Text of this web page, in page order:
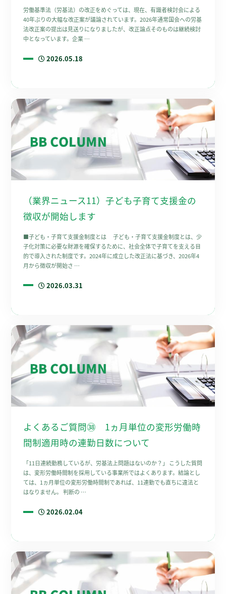
労働基準法（労基法）の改正をめぐっては、現在、有識者検討会による
40年ぶりの大幅な改正案が議論されています。2026年通常国会への労基
法改正案の提出は見送りになりましたが、改正論点そのものは継続検討
中となっています。企業 …
2026.05.18
（業界ニュース11）子ども子育て支援金の
徴収が開始します
■子ども・子育て支援金制度とは 子ども・子育て支援金制度とは、少
子化対策に必要な財源を確保するために、社会全体で子育てを支える目
的で導入された制度です。2024年に成立した改正法に基づき、2026年4
月から徴収が開始さ …
2026.03.31
よくあるご質問㊳ 1ヵ月単位の変形労働時
間制適用時の連勤日数について
「11日連続勤務しているが、労基法上問題はないのか？」 こうした質問
は、変形労働時間制を採用している事業所ではよくあります。結論とし
ては、1ヵ月単位の変形労働時間制であれば、11連勤でも直ちに違法と
はなりません。 判断の …
2026.02.04